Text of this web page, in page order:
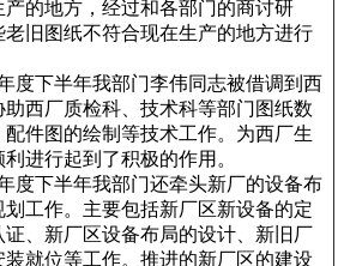
产的地方，经过和各部门的商讨研
老旧图纸不符合现在生产的地方进行
度下半年我部门李伟同志被借调到西
助西厂质检科、技术科等部门图纸数
配件图的绘制等技术工作。为西厂生
进行起到了积极的作用。
度下半年我部门还牵头新厂的设备布
划工作。主要包括新厂区新设备的定
证、新厂区设备布局的设计、新旧厂
装就位等工作。推进的新厂区的建设